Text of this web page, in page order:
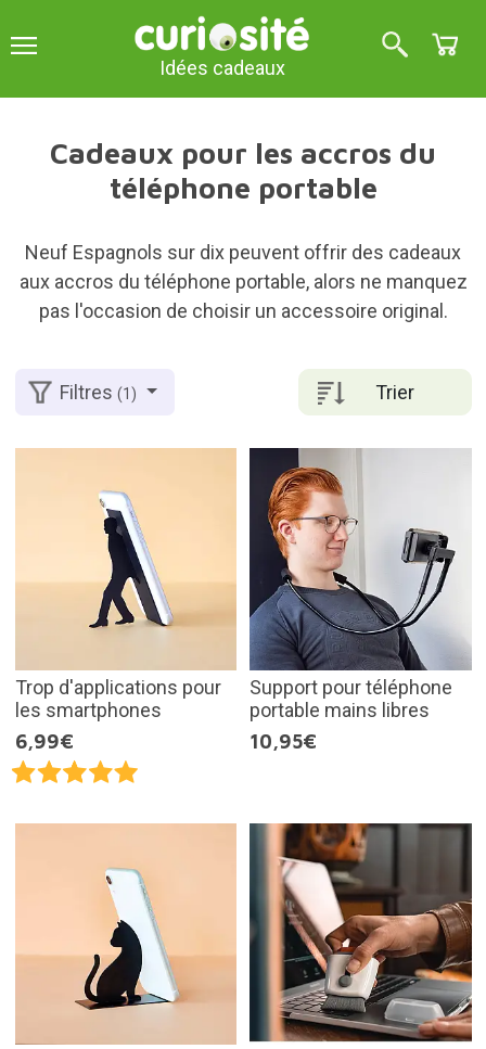
Idées cadeaux
Cadeaux pour les accros du
téléphone portable
Neuf Espagnols sur dix peuvent offrir des cadeaux
aux accros du téléphone portable, alors ne manquez
pas l'occasion de choisir un accessoire original.
Trier
Filtres(1)
Trop d'applications pour
les smartphones
6,99€
Support pour téléphone
portable mains libres
10,95€